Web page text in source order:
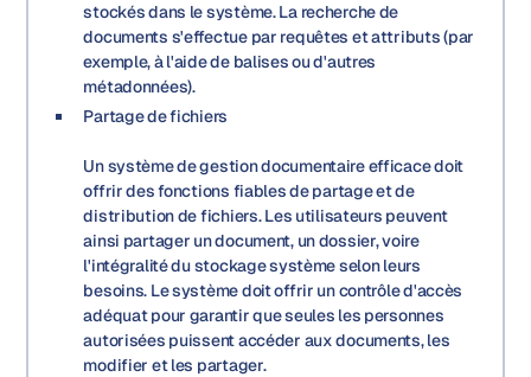
stockés dans le système. La recherche de
documents s'effectue par requêtes et attributs (par
exemple, à l'aide de balises ou d'autres
métadonnées).
Partage de fichiers
Un système de gestion documentaire efficace doit
offrir des fonctions fiables de partage et de
distribution de fichiers. Les utilisateurs peuvent
ainsi partager un document, un dossier, voire
l'intégralité du stockage système selon leurs
besoins. Le système doit offrir un contrôle d'accès
adéquat pour garantir que seules les personnes
autorisées puissent accéder aux documents, les
modifier et les partager.